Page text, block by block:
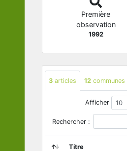
Première
observation
1992
3 articles 12 communes
Afficher
Rechercher :
Titre